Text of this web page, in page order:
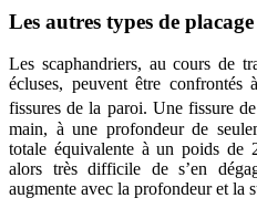
Les autres types de placage
Les scaphandriers, au cours de
écluses, peuvent être confrontés
fissures de la paroi. Une fissure
main, à une profondeur de
totale équivalente à un poids de
alors très difficile de s’en
augmente avec la profondeur et la